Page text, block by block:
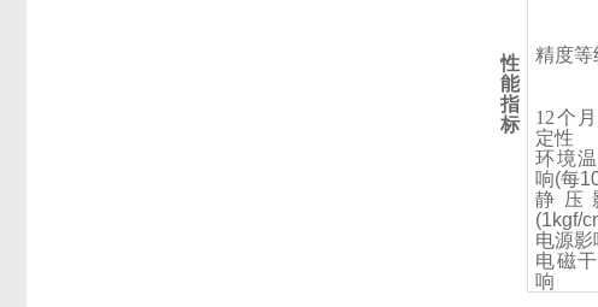
性
能
指
标
精度等
12个
定性
环境
响(每
静压
(1kgf/
电源影
电磁
响